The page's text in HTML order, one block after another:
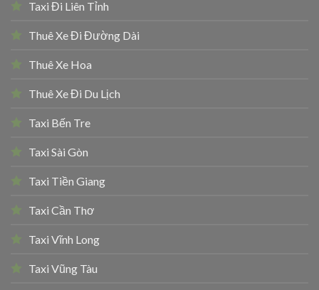
Taxi Đi Liên Tỉnh
Thuê Xe Đi Đường Dài
Thuê Xe Hoa
Thuê Xe Đi Du Lịch
Taxi Bến Tre
Taxi Sài Gòn
Taxi Tiền Giang
Taxi Cần Thơ
Taxi Vĩnh Long
Taxi Vũng Tàu